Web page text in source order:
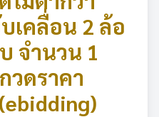
เคลื่อน 2 ล้อ
จำนวน 1
วดราคา